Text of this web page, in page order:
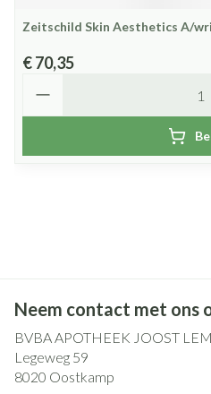
Zeitschild Skin Aesthetics A/
€ 70,35
Neem contact met ons
BVBA APOTHEEK JOOST
Legeweg 59
8020 Oostkamp